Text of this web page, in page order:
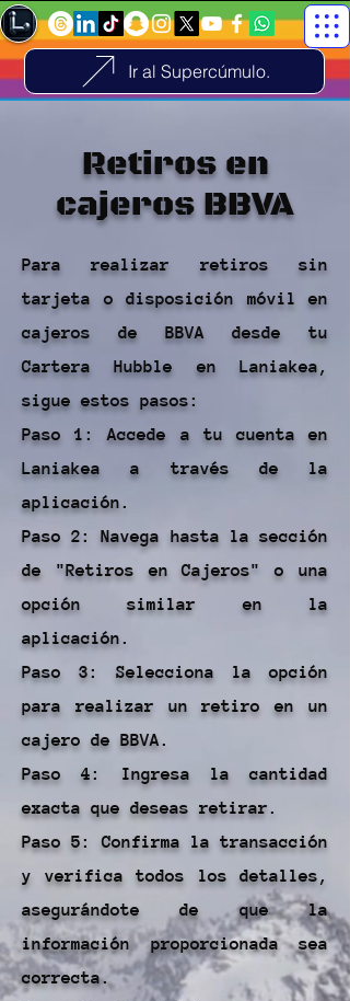
Ir al Supercúmulo.
Retiros en
cajeros BBVA
Para realizar retiros sin
tarjeta o disposición móvil en
cajeros de BBVA desde tu
Cartera Hubble en Laniakea,
sigue estos pasos:
Paso 1: Accede a tu cuenta en
Laniakea a través de la
aplicación.
Paso 2: Navega hasta la sección
de "Retiros en Cajeros" o una
opción similar en la
aplicación.
Paso 3: Selecciona la opción
para realizar un retiro en un
cajero de BBVA.
Paso 4: Ingresa la cantidad
exacta que deseas retirar.
Paso 5: Confirma la transacción
y verifica todos los detalles,
asegurándote de que la
información proporcionada sea
correcta.